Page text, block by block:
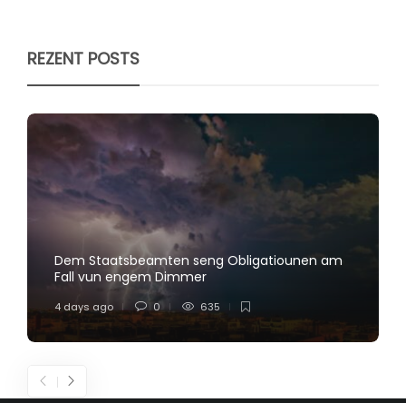
REZENT POSTS
Dem Staatsbeamten seng Obligatiounen am
Fall vun engem Dimmer
4 days ago 0 635